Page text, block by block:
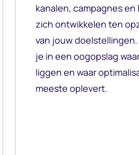
kanalen, campagnes en
zich ontwikkelen ten
van jouw doelstellingen.
je in een oogopslag
liggen en waar
meeste oplevert.